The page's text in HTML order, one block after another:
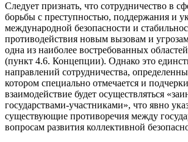
Следует признать, что сотрудничество в
борьбы с преступностью, поддержания и
международной безопасности и
противодействия новым вызовам и
одна из наиболее востребованных
(пункт 4.6. Концепции). Однако это
направлений сотрудничества,
котором специально отмечается и
взаимодействие будет осуществляться
государствами-участниками», что явно
существующие противоречия между
вопросам развития коллективной